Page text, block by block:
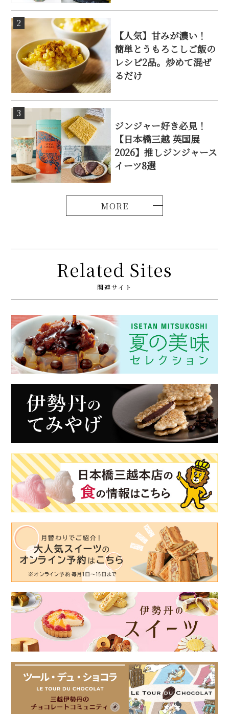
2
【人気】甘みが濃い！
簡単とうもろこしご飯の
レシピ2品。炒めて混ぜ
るだけ
3
ジンジャー好き必見！
【日本橋三越 英国展
2026】推しジンジャース
イーツ8選
Related Sites
関連サイト